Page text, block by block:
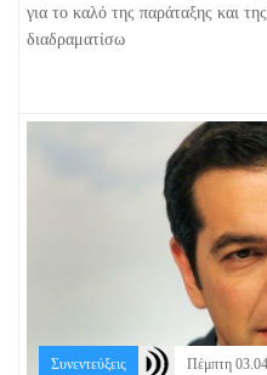
για το καλό της παράταξης και
διαδραματίσω
Συνεντεύξεις Πέμπτη